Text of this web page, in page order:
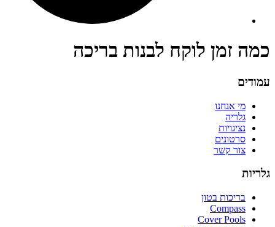
כמה זמן לוקח לבנות בריכה
עמודים
מי אנחנו
גלריה
נציגויות
סרטונים
צור קשר
גלריות
בריכות בטון
Compass
Cover Pools